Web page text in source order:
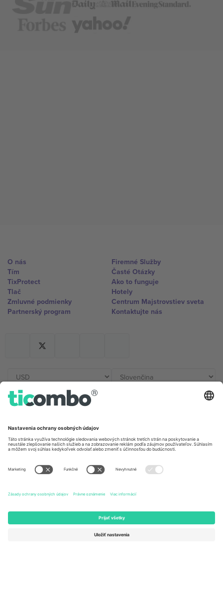
O nás
Tím
TixProtect
Tlač
Zmluvné podmienky
Partnerský program
Firemné Služby
Časté Otázky
Ako to funguje
Hotely
Centrum Majstrovstiev sveta
Kontaktujte nás
Unter den Linden 24, 10117
167 City Road, London, Greater
Kingdom
United States
Newark, Delaware 19713, United
States
Switzerland
Engelberg, Switzerland